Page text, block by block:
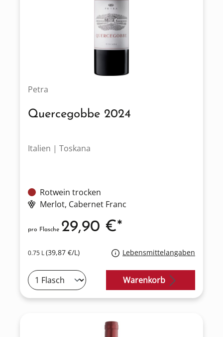
Petra
Quercegobbe 2024
Italien | Toskana
Rotwein trocken
Merlot, Cabernet Franc
0.75 L(39,87 €/L) Lebensmittelangaben
pro Flasche 29,90 €*
Warenkorb